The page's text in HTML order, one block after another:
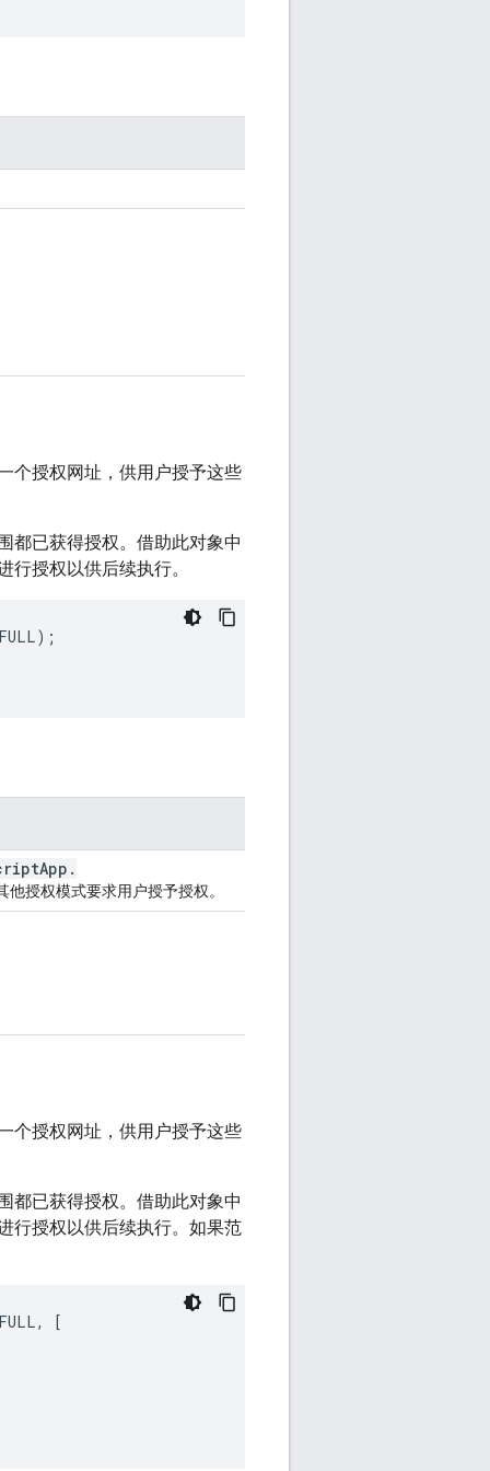
个授权网址，供用户授予这些
都已获得授权。借助此对象中
授权以供后续执行。
);
App .
他授权模式要求用户授予授权。
个授权网址，供用户授予这些
都已获得授权。借助此对象中
行授权以供后续执行。如果范
, [